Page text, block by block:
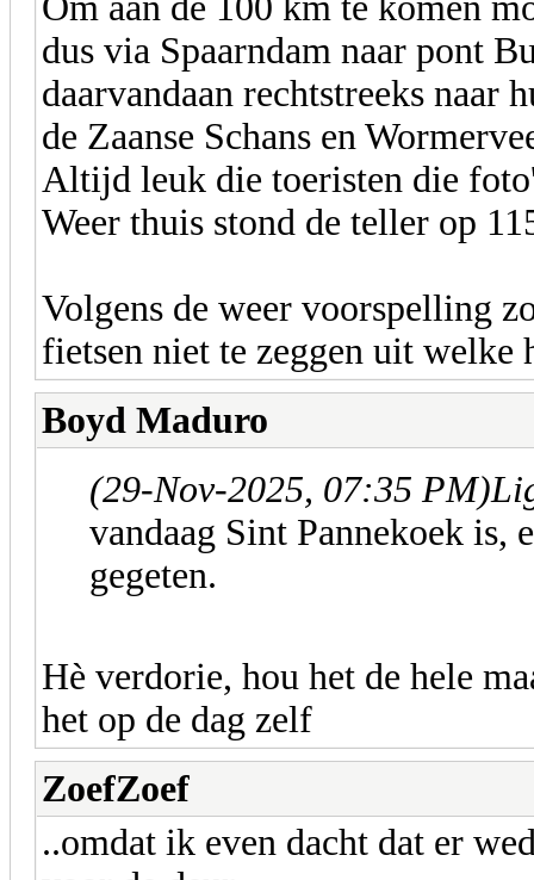
dus via Spaarndam naar pont
daarvandaan rechtstreeks naar
de Zaanse Schans en
Altijd leuk die toeristen die
Weer thuis stond de teller op
Volgens de weer voorspelling
fietsen niet te zeggen uit
Boyd Maduro
(29-Nov-2025, 07:35 PM)
vandaag Sint Pannekoek is,
gegeten.
Hè verdorie, hou het de hele
het op de dag zelf
ZoefZoef
..omdat ik even dacht dat er